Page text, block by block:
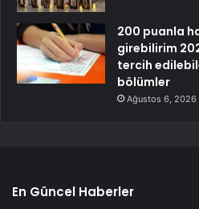
200 puanla
girebilirim
tercih
bölümler
Ağustos 6, 2026
En Güncel Haberler